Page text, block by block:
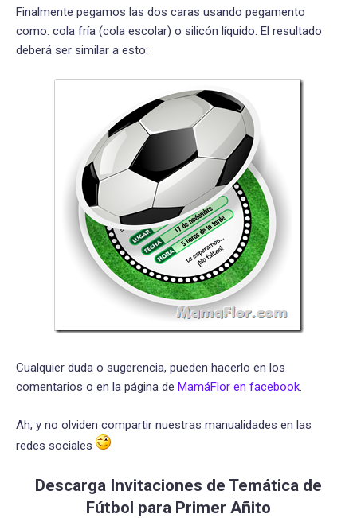
Finalmente pegamos las dos caras usando pegamento
como: cola fría (cola escolar) o silicón líquido. El resultado
deberá ser similar a esto:
Cualquier duda o sugerencia, pueden hacerlo en los
comentarios o en la página de MamáFlor en facebook.
Ah, y no olviden compartir nuestras manualidades en las
redes sociales
Descarga Invitaciones de Temática de
Fútbol para Primer Añito